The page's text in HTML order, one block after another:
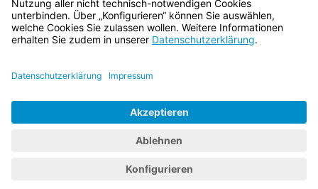
Bayern.de
BayernPortal
Impressum